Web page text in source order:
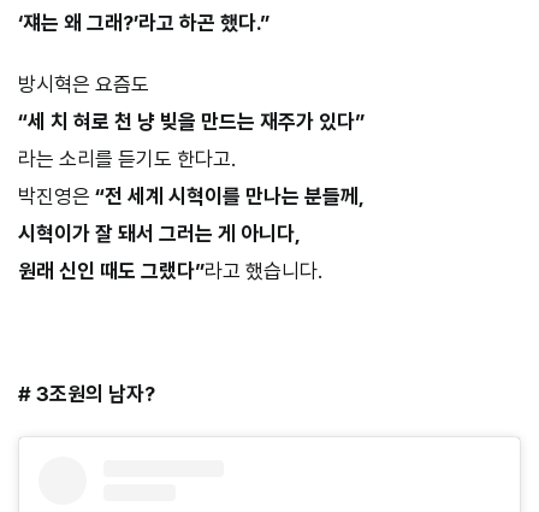
‘쟤는 왜 그래?’라고 하곤 했다.”
방시혁은 요즘도
“세 치 혀로 천 냥 빚을 만드는 재주가 있다”
라는 소리를 듣기도 한다고.
박진영은 “전 세계 시혁이를 만나는 분들께,
시혁이가 잘 돼서 그러는 게 아니다,
원래 신인 때도 그랬다”라고 했습니다.
# 3조원의 남자?